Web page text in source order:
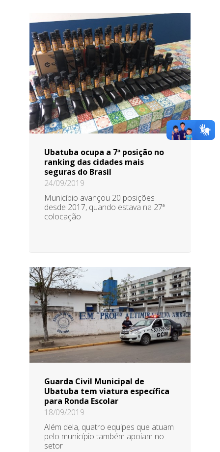
Ubatuba ocupa a 7ª posição no
ranking das cidades mais
seguras do Brasil
24/09/2019
Município avançou 20 posições
desde 2017, quando estava na 27ª
colocação
Guarda Civil Municipal de
Ubatuba tem viatura específica
para Ronda Escolar
18/09/2019
Além dela, quatro equipes que atuam
pelo município também apoiam no
setor